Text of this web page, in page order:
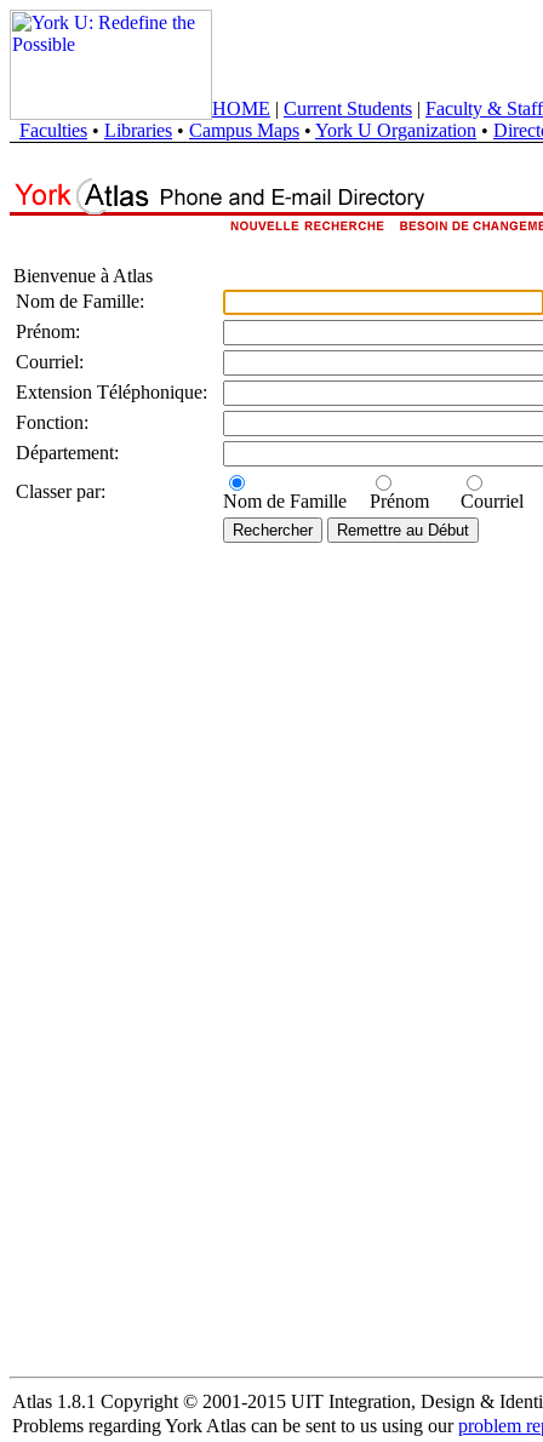
HOME | Current Students | Faculty & Staff
Faculties • Libraries • Campus Maps • York U Organization •
Bienvenue à Atlas
Nom de Famille:
Prénom:
Courriel:
Extension Téléphonique:
Fonction:
Département:
Classer par:
Nom de Famille Prénom Courriel
Atlas 1.8.1 Copyright © 2001-2015 UIT Integration, Design &
Problems regarding York Atlas can be sent to us using ourproblem